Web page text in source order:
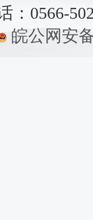
：0566-
皖公网安